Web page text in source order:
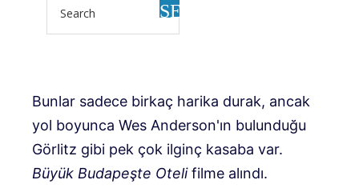
Bunlar sadece birkaç harika durak, ancak
yol boyunca Wes Anderson'ın bulunduğu
Görlitz gibi pek çok ilginç kasaba var.
Büyük Budapeşte Otelifilme alındı.